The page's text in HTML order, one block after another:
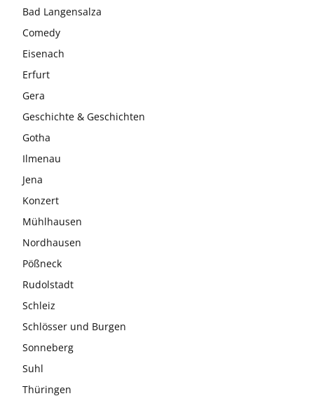
Bad Langensalza
Comedy
Eisenach
Erfurt
Gera
Geschichte & Geschichten
Gotha
Ilmenau
Jena
Konzert
Mühlhausen
Nordhausen
Pößneck
Rudolstadt
Schleiz
Schlösser und Burgen
Sonneberg
Suhl
Thüringen